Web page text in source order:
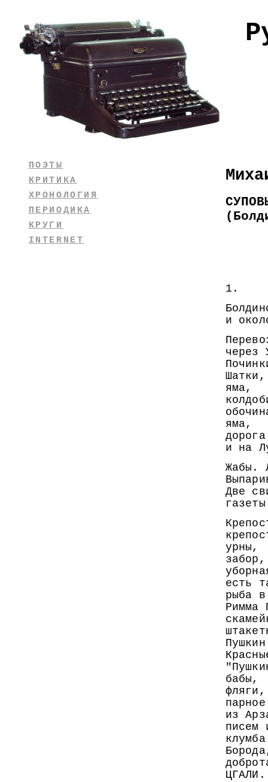
1.
и
через
Шатки,
яма,
яма,
и на
Жабы.
Две
урны,
забор,
есть
рыба
Римма
бабы,
фляги,
из
писем
ЦГАЛИ.
ПОЭТЫ
КРИТИКА
ХРОНОЛОГИЯ
ПЕРИОДИКА
КРУГИ
INTERNET